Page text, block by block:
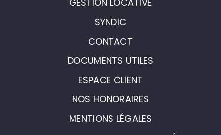
GESTION LOCATIVE
SYNDIC
CONTACT
DOCUMENTS UTILES
ESPACE CLIENT
NOS HONORAIRES
MENTIONS LÉGALES